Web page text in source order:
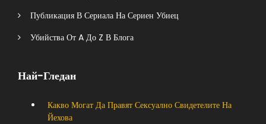
Публикация В Сериала На Сериен Убиец
Убийства От A До Z В Блога
Най-Гледан
Какво Могат Да Правят Сексуално Свидетелите На
Йехова